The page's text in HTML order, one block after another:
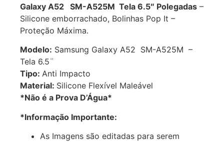
Galaxy A52 SM-A525M Tela 6.5″ Polegadas –
Silicone emborrachado, Bolinhas Pop It –
Proteção Máxima.
Modelo: Samsung Galaxy A52 SM-A525M –
Tela 6.5¨
Tipo: Anti Impacto
Material: Silicone Flexível Maleável
*Não é a Prova D’Água*
*Informação Importante:
As Imagens são editadas para serem